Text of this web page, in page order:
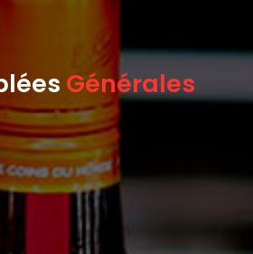
Générales